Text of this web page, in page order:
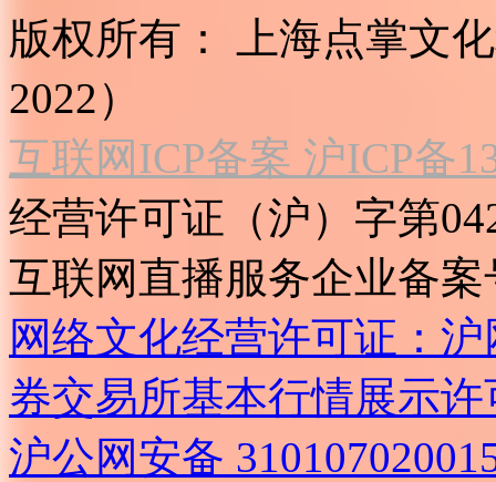
版权所有：
上海点掌文
2022）
互联网ICP备案 沪ICP备
经营许可证（沪）字第
互联网直播服务企业备案
网络文化经营许可证：
券交易所基本行情展示许
沪公网安备